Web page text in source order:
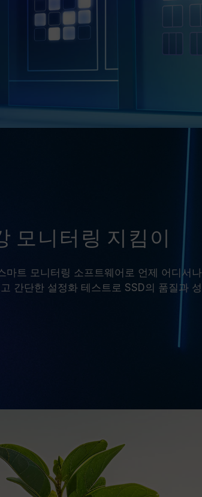
모니터링 지킴이
마트 모니터링 소프트웨어로 언제 어디서
간단한 설정화 테스트로 SSD의 품질과